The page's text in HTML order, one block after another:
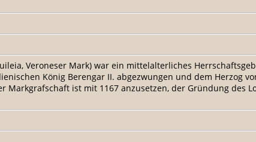
Veroneser Mark) war ein mittelalterliches
König Berengar II. abgezwungen und dem Herzog
Markgrafschaft ist mit 1167 anzusetzen, der Gründung des